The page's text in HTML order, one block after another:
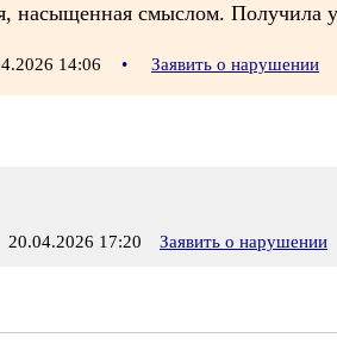
насыщенная смыслом. Получила
14:06 • Заявить о нарушении
20.04.2026 17:20 Заявить о нарушении